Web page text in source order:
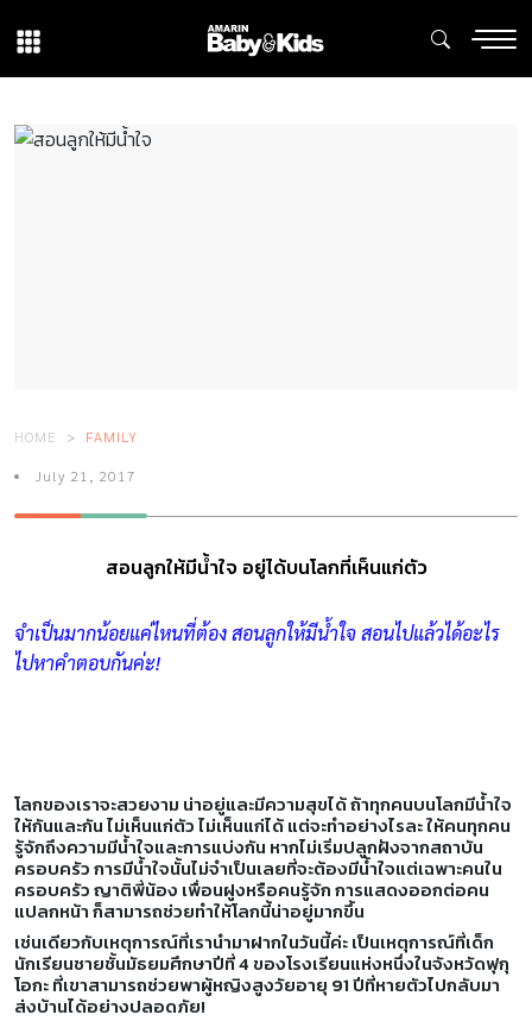
HOME FAMILY
July 21, 2017
สอนลูกให้มีน้ำใจ อยู่ได้บนโลกที่เห็นแก่ตัว
จำเป็นมากน้อยแค่ไหนที่ต้อง สอนลูกให้มีน้ำใจ สอนไปแล้วได้อะไร
ไปหาคำตอบกันค่ะ!
โลกของเราจะสวยงาม น่าอยู่และมีความสุขได้ ถ้าทุกคนบนโลกมีน้ำใจ
ให้กันและกัน ไม่เห็นแก่ตัว ไม่เห็นแก่ได้ แต่จะทำอย่างไรละ ให้คนทุกคน
รู้จักถึงความมีน้ำใจและการแบ่งกัน หากไม่เริ่มปลูกฝังจากสถาบัน
ครอบครัว การมีน้ำใจนั้นไม่จำเป็นเลยที่จะต้องมีน้ำใจแต่เฉพาะคนใน
ครอบครัว ญาติพี่น้อง เพื่อนฝูงหรือคนรู้จัก การแสดงออกต่อคน
แปลกหน้า ก็สามารถช่วยทำให้โลกนี้น่าอยู่มากขึ้น
เช่นเดียวกับเหตุการณ์ที่เรานำมาฝากในวันนี้ค่ะ เป็นเหตุการณ์ที่เด็ก
นักเรียนชายชั้นมัธยมศึกษาปีที่ 4 ของโรงเรียนแห่งหนึ่งในจังหวัดฟุกุ
โอกะ ที่เขาสามารถช่วยพาผู้หญิงสูงวัยอายุ 91 ปีที่หายตัวไปกลับมา
ส่งบ้านได้อย่างปลอดภัย!